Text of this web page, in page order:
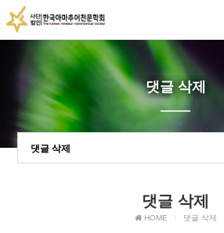
댓글 삭제
댓글 삭제
댓글 삭제
HOME 댓글 삭제